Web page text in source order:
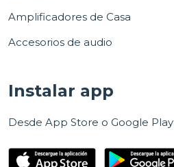
Amplificadores de Casa
Accesorios de audio
Instalar app
Desde App Store o Google Play